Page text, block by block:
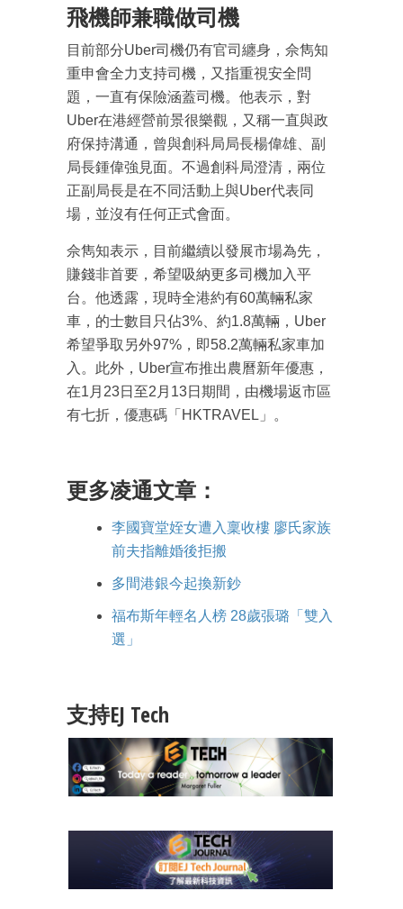
飛機師兼職做司機
目前部分Uber司機仍有官司纏身，佘雋知
重申會全力支持司機，又指重視安全問
題，一直有保險涵蓋司機。他表示，對
Uber在港經營前景很樂觀，又稱一直與政
府保持溝通，曾與創科局局長楊偉雄、副
局長鍾偉強見面。不過創科局澄清，兩位
正副局長是在不同活動上與Uber代表同
場，並沒有任何正式會面。
佘雋知表示，目前繼續以發展市場為先，
賺錢非首要，希望吸納更多司機加入平
台。他透露，現時全港約有60萬輛私家
車，的士數目只佔3%、約1.8萬輛，Uber
希望爭取另外97%，即58.2萬輛私家車加
入。此外，Uber宣布推出農曆新年優惠，
在1月23日至2月13日期間，由機場返市區
有七折，優惠碼「HKTRAVEL」。
更多凌通文章：
李國寶堂姪女遭入稟收樓 廖氏家族
前夫指離婚後拒搬
多間港銀今起換新鈔
福布斯年輕名人榜 28歲張璐「雙入
選」
支持EJ Tech
成為 EJ Tech 會員